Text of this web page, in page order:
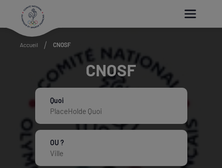
Accueil CNOSF
CNOSF
Quoi
OU ?
Paramétrer les cookies